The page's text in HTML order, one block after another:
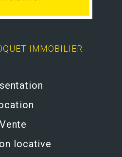
IMMOBILIER
Vente
locative